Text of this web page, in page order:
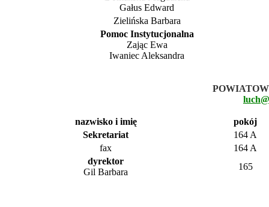
Gałus Edward
Zielińska Barbara
Pomoc Instytucjonalna
Zając Ewa
Iwaniec Aleksandra
nazwisko i imię
pokój
Sekretariat
164 A
fax
164 A
dyrektor
Gil Barbara
165